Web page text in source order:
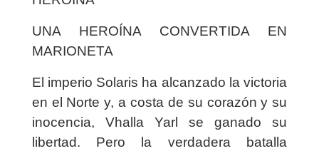
UNA HEROÍNA CONVERTIDA EN
MARIONETA
El imperio Solaris ha alcanzado la victoria
en el Norte y, a costa de su corazón y su
inocencia, Vhalla Yarl se ganado su
libertad. Pero la verdadera batalla